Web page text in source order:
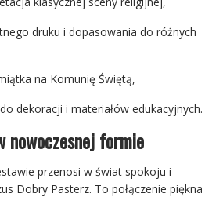
druku i dopasowania do różnych
na Komunię Świętą,
dekoracji i materiałów edukacyjnych.
nowoczesnej formie
przenosi w świat spokoju i
Dobry Pasterz. To połączenie piękna